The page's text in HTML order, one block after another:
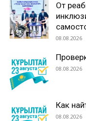
От
08.08.2026
08.08.2026
Как
08.08.2026